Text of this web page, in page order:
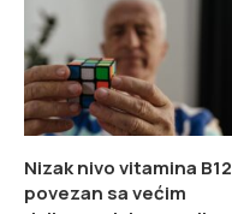
Nizak nivo vitamina B12
povezan sa većim